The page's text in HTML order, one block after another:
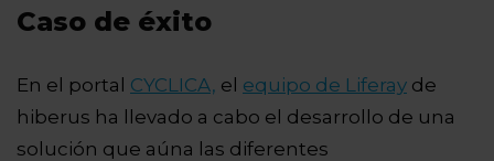
Caso de éxito
En el portal CYCLICA, el equipo de Liferay de
hiberus ha llevado a cabo el desarrollo de una
solución que aúna las diferentes